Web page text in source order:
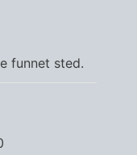
funnet sted.